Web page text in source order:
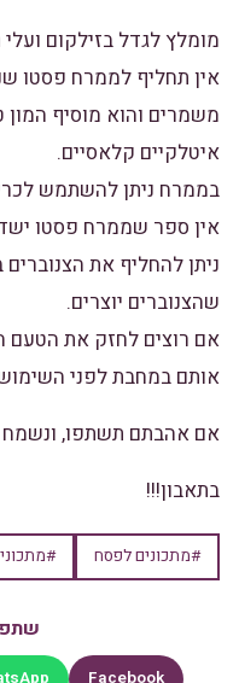
מומלץ לגדל בזילקום
אין תחליף לממרח פסטו
משמרים והוא מוסיף
איטלקיים קלאסיים.
בממרח ניתן להשתמש
אין ספר שממרח פסטו
ניתן להחליף את
שהצנוברים יוצרים.
אם רוצים לחזק את הטעם
אותם במחבת לפני
אם אהבתם תשתפו, ונשמח
בתאבון!!!
#מתכונים לפסח